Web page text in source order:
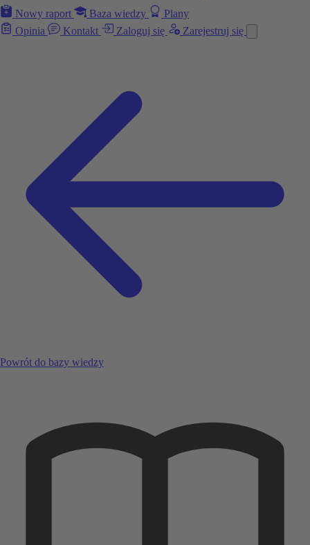
Nowy raport Baza wiedzy
Plany
Opinia
Kontakt Zaloguj się Zarejestruj się
Powrót do bazy wiedzy